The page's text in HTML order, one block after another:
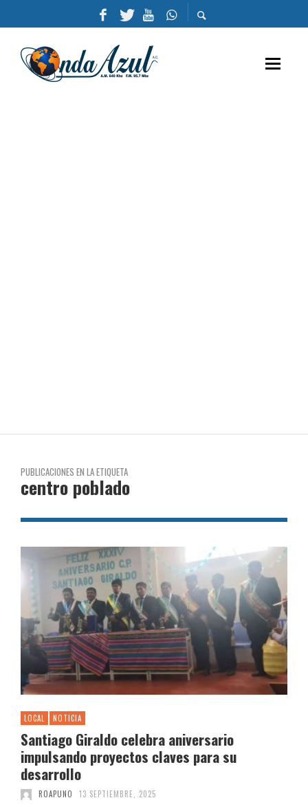
PUBLICACIONES EN LA ETIQUETA
centro poblado
LOCAL NOTICIA
Santiago Giraldo celebra aniversario
impulsando proyectos claves para su
desarrollo
ROAPUNO 13 SEPTIEMBRE, 2025